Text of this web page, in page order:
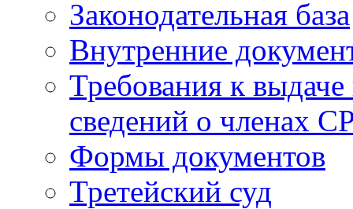
Законодательная база
Внутренние
Требования к
сведений о членах
Формы документов
Третейский суд